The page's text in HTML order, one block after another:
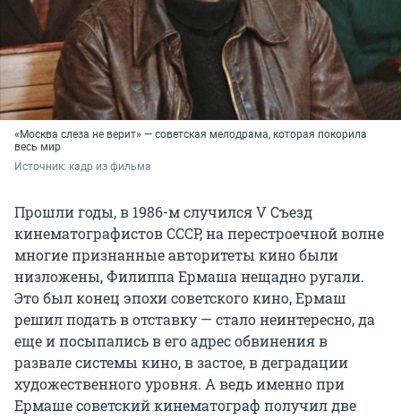
«Москва слеза не верит» — советская мелодрама, которая покорила
весь мир
Источник: кадр из фильма
Прошли годы, в 1986-м случился V Съезд
кинематографистов СССР, на перестроечной волне
многие признанные авторитеты кино были
низложены, Филиппа Ермаша нещадно ругали.
Это был конец эпохи советского кино, Ермаш
решил подать в отставку — стало неинтересно, да
еще и посыпались в его адрес обвинения в
развале системы кино, в застое, в деградации
художественного уровня. А ведь именно при
Ермаше советский кинематограф получил две